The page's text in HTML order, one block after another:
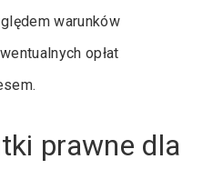
warunków
opłat
prawne dla